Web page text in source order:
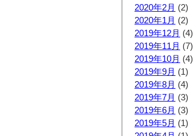
2020年2月 (2)
2020年1月 (2)
2019年12月 (4)
2019年11月 (7)
2019年10月 (4)
2019年9月 (1)
2019年8月 (4)
2019年7月 (3)
2019年6月 (3)
2019年5月 (1)